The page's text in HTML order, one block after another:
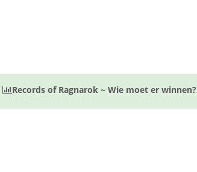
Records of Ragnarok ~ Wie moet er winnen?